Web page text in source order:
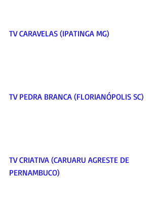
TV CARAVELAS (IPATINGA MG)
TV PEDRA BRANCA (FLORIANÓPOLIS SC)
TV CRIATIVA (CARUARU AGRESTE DE
PERNAMBUCO)